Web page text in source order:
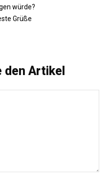
würde?
Grüße
den Artikel